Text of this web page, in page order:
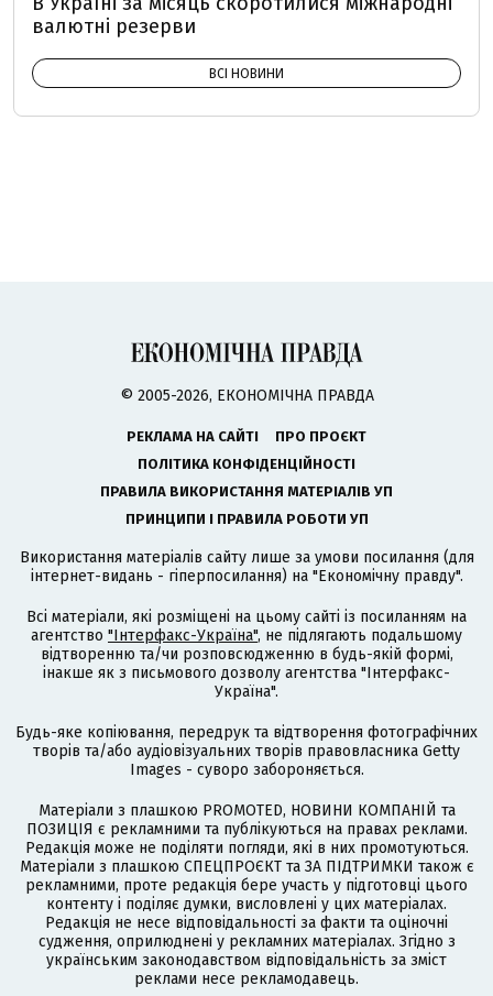
валютні резерви
ВСІ НОВИНИ
© 2005-2026, ЕКОНОМІЧНА ПРАВДА
РЕКЛАМА НА САЙТІ
ПРО ПРОЄКТ
ПОЛІТИКА КОНФІДЕНЦІЙНОСТІ
ПРАВИЛА ВИКОРИСТАННЯ МАТЕРІАЛІВ УП
ПРИНЦИПИ І ПРАВИЛА РОБОТИ УП
Використання матеріалів сайту лише за умови посилання (для
інтернет-видань - гіперпосилання) на "Економічну правду".
Всі матеріали, які розміщені на цьому сайті із посиланням на
агентство "Інтерфакс-Україна", не підлягають подальшому
відтворенню та/чи розповсюдженню в будь-якій формі,
інакше як з письмового дозволу агентства "Інтерфакс-
Україна".
Будь-яке копіювання, передрук та відтворення фотографічних
творів та/або аудіовізуальних творів правовласника Getty
Images - суворо забороняється.
Матеріали з плашкою PROMOTED, НОВИНИ КОМПАНІЙ та
ПОЗИЦІЯ є рекламними та публікуються на правах реклами.
Редакція може не поділяти погляди, які в них промотуються.
Матеріали з плашкою СПЕЦПРОЄКТ та ЗА ПІДТРИМКИ також є
рекламними, проте редакція бере участь у підготовці цього
контенту і поділяє думки, висловлені у цих матеріалах.
Редакція не несе відповідальності за факти та оціночні
судження, оприлюднені у рекламних матеріалах. Згідно з
українським законодавством відповідальність за зміст
реклами несе рекламодавець.